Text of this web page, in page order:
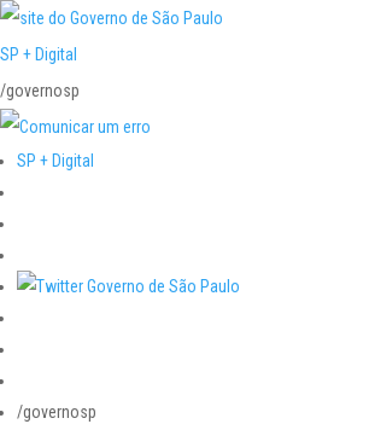
SP + Digital
/governosp
SP + Digital
/governosp